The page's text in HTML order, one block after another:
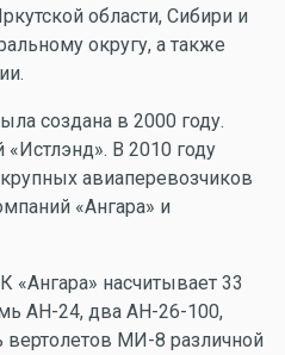
области, Сибири и
округу, а также
создана в 2000 году.
В 2010 году
авиаперевозчиков
«Ангара» и
насчитывает 33
АН-24, два АН-26-100,
вертолетов МИ-8 различной